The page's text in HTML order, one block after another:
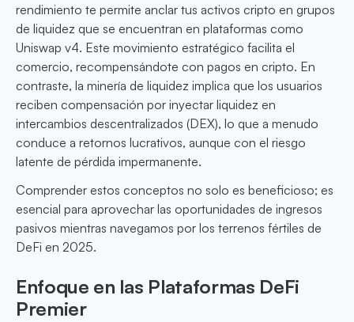
rendimiento te permite anclar tus activos cripto en grupos
de liquidez que se encuentran en plataformas como
Uniswap v4. Este movimiento estratégico facilita el
comercio, recompensándote con pagos en cripto. En
contraste, la minería de liquidez implica que los usuarios
reciben compensación por inyectar liquidez en
intercambios descentralizados (DEX), lo que a menudo
conduce a retornos lucrativos, aunque con el riesgo
latente de pérdida impermanente.
Comprender estos conceptos no solo es beneficioso; es
esencial para aprovechar las oportunidades de ingresos
pasivos mientras navegamos por los terrenos fértiles de
DeFi en 2025.
Enfoque en las Plataformas DeFi
Premier